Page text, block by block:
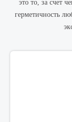
это то, за счет
герметичность